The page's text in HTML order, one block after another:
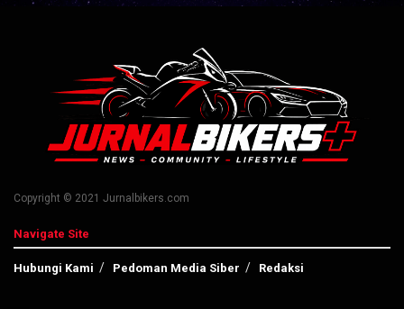
Copyright © 2021 Jurnalbikers.com
Navigate Site
Hubungi Kami Pedoman Media Siber Redaksi